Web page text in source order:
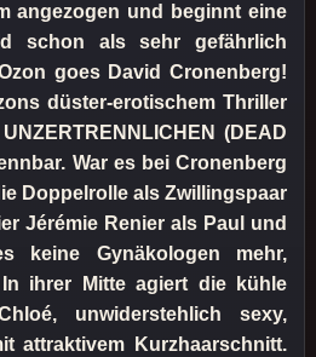
angezogen und beginnt eine
schon als sehr gefährlich
goes David Cronenberg!
düster-erotischem Thriller
(DEAD
War es bei Cronenberg
Doppelrolle als Zwillingspaar
Jérémie Renier als Paul und
keine Gynäkologen mehr,
ihrer Mitte agiert die kühle
unwiderstehlich sexy,
attraktivem Kurzhaarschnitt.